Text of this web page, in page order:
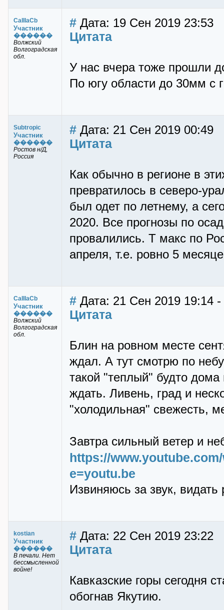
CaIIIaCb
Участник
������
Волжский
Волгоградская
обл.
# Дата: 19 Сен 2019 23:53
Цитата
У нас вчера тоже прошли
По югу области до 30мм с
Subtropic
Участник
������
Ростов н/Д,
Россия
# Дата: 21 Сен 2019 00:49
Цитата
Как обычно в регионе в
превратилось в северо-
был одет по летнему, а
2020. Все прогнозы по
провалились. Т макс по
апреля, т.е. ровно 5
CaIIIaCb
Участник
������
Волжский
Волгоградская
обл.
# Дата: 21 Сен 2019 19:14
Цитата
Блин на ровном месте
ждал. А тут смотрю по
такой "теплый" будто
ждать. Ливень, град и
"холодильная" свежесть,
Завтра сильный ветер и
https://
e=youtu.be
Извиняюсь за звук,
kostian
Участник
������
В печали. Нет
бессмысленной
войне!
# Дата: 22 Сен 2019 23:22
Цитата
Кавказские горы сегодня
обогнав Якутию.